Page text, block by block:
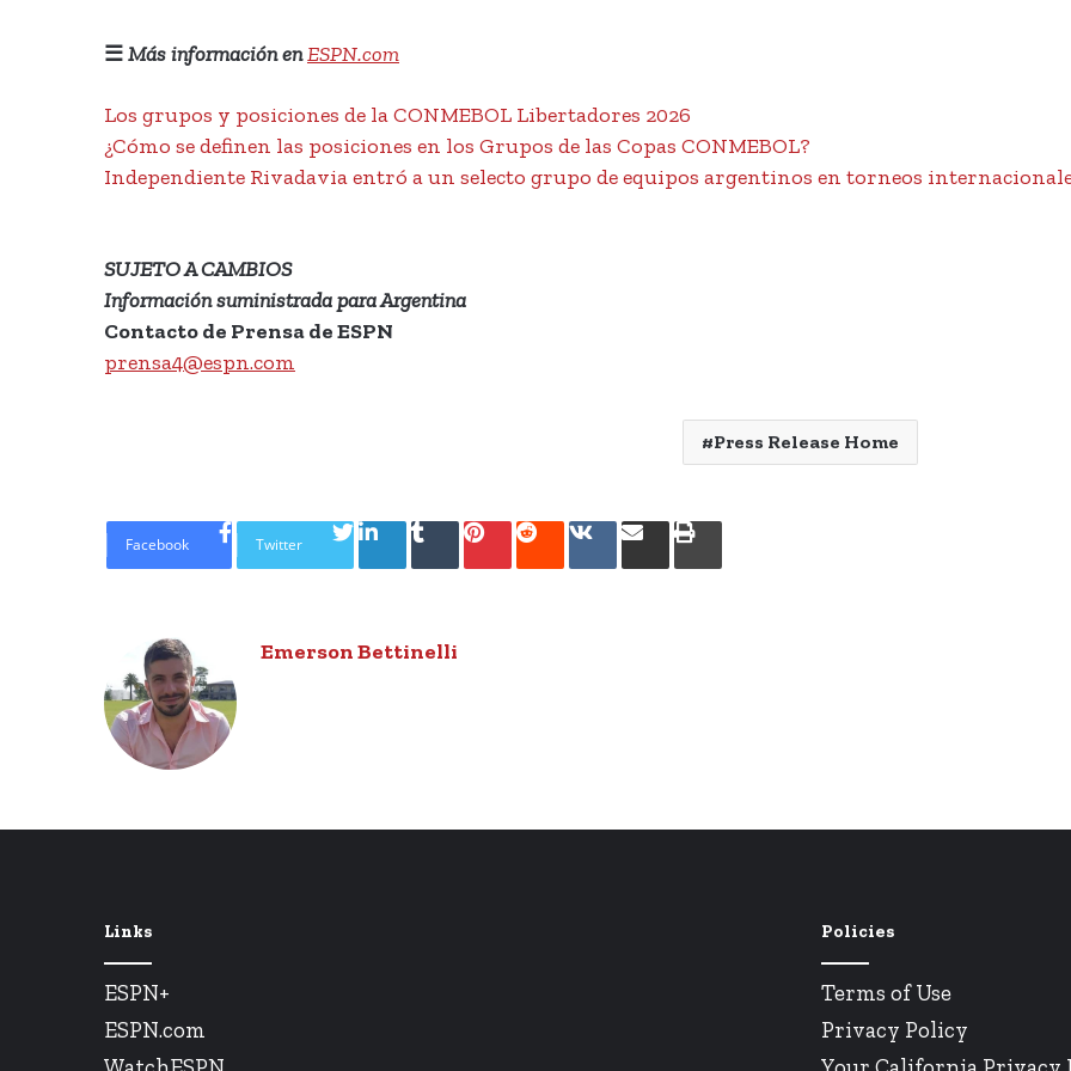
☰Más información enESPN.com
Los grupos y posiciones de la CONMEBOL Libertadores 2026
¿Cómo se definen las posiciones en los Grupos de las Copas CONMEBOL?
Independiente Rivadavia entró a un selecto grupo de equipos argentinos en torneos
SUJETO A CAMBIOS
Información suministrada para Argentina
Contacto de Prensa de ESPN
prensa4@espn.com
Press Release Home
Facebook Twitter LinkedIn
TumblrPinterestRedditVKontakte
CompartirImprimir
Emerson Bettinelli
Links
ESPN+
ESPN.com
Policies
Terms of Use
Privacy Policy